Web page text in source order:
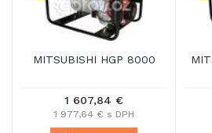
MITSUBISHI HGP 8000
1 607,84 €
1 977,64 € s DPH